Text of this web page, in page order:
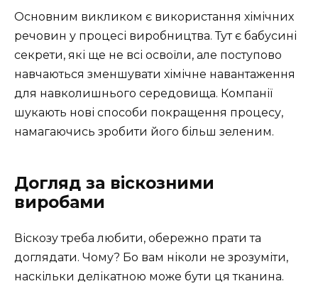
Основним викликом є використання хімічних
речовин у процесі виробництва. Тут є бабусині
секрети, які ще не всі освоїли, але поступово
навчаються зменшувати хімічне навантаження
для навколишнього середовища. Компанії
шукають нові способи покращення процесу,
намагаючись зробити його більш зеленим.
Догляд за віскозними
виробами
Віскозу треба любити, обережно прати та
доглядати. Чому? Бо вам ніколи не зрозуміти,
наскільки делікатною може бути ця тканина.